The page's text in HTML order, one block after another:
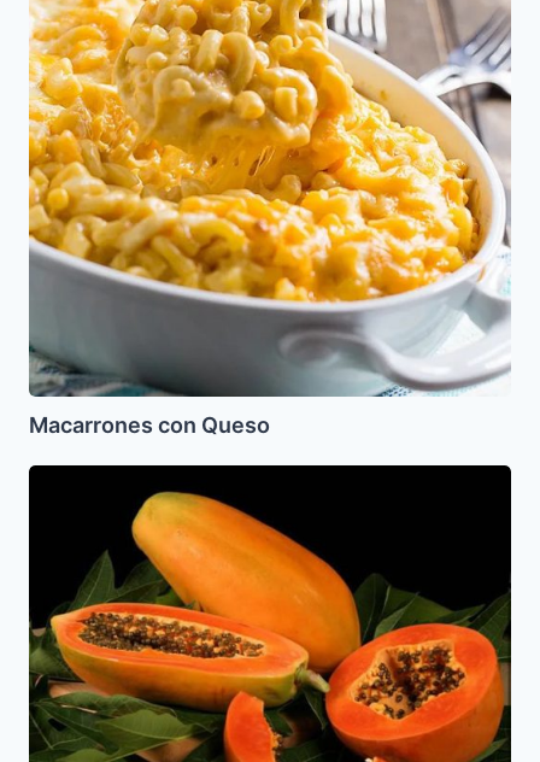
Macarrones con Queso
Para
Kosher